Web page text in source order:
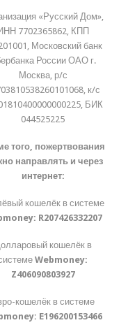
«Русский Дом»,
7702365862, КПП
Московский банк
России ОАО г.
Москва, р/с
к/с
БИК
044525225
того, пожертвования
направлять и через
интернет:
кошелёк в системе
R207426332207
кошелёк в
Webmoney:
Z406090803927
кошелёк в системе
E196200153466